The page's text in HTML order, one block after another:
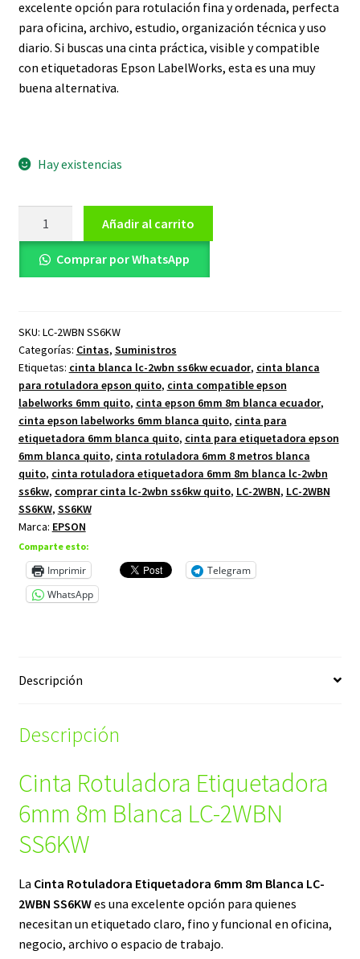
excelente opción para rotulación fina y ordenada, perfecta
para oficina, archivo, estudio, organización técnica y uso
diario. Si buscas una cinta práctica, visible y compatible
con etiquetadoras Epson LabelWorks, esta es una muy
buena alternativa.
Hay existencias
Etiquetadora
6mm
LC-
2WBN
SS6KW
cantidad
Añadir al carrito
Comprar por WhatsApp
SKU: LC-2WBN SS6KW
Categorías: Cintas, Suministros
Etiquetas: cinta blanca lc-2wbn ss6kw ecuador, cinta blanca
para rotuladora epson quito, cinta compatible epson
labelworks 6mm quito, cinta epson 6mm 8m blanca ecuador,
cinta epson labelworks 6mm blanca quito, cinta para
etiquetadora 6mm blanca quito, cinta para etiquetadora epson
6mm blanca quito, cinta rotuladora 6mm 8 metros blanca
quito, cinta rotuladora etiquetadora 6mm 8m blanca lc-2wbn
ss6kw, comprar cinta lc-2wbn ss6kw quito, LC-2WBN, LC-2WBN
SS6KW, SS6KW
Marca: EPSON
Comparte esto:
Imprimir
Telegram
WhatsApp
Descripción
Descripción
Cinta Rotuladora Etiquetadora
6mm 8m Blanca LC-2WBN
SS6KW
La Cinta Rotuladora Etiquetadora 6mm 8m Blanca LC-
2WBN SS6KWes una excelente opción para quienes
necesitan un etiquetado claro, fino y funcional en oficina,
negocio, archivo o espacio de trabajo.